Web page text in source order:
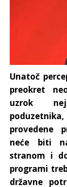
Unatoč
preokret
uzrok
provedene
neće biti
stranom i
programi
državne